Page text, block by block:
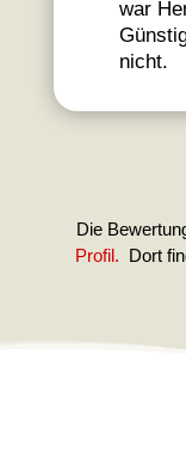
war
nicht.
Die
Profil. Dort